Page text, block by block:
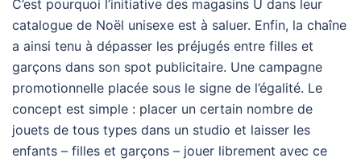
C’est pourquoi l’initiative des magasins U dans leur
catalogue de Noël unisexe est à saluer. Enfin, la chaîne
a ainsi tenu à dépasser les préjugés entre filles et
garçons dans son spot publicitaire. Une campagne
promotionnelle placée sous le signe de l’égalité. Le
concept est simple : placer un certain nombre de
jouets de tous types dans un studio et laisser les
enfants – filles et garçons – jouer librement avec ce